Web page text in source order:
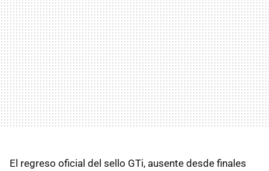
El regreso oficial del sello GTi, ausente desde finales